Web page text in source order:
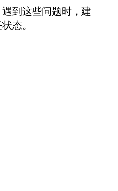
到这些问题时，建
态。